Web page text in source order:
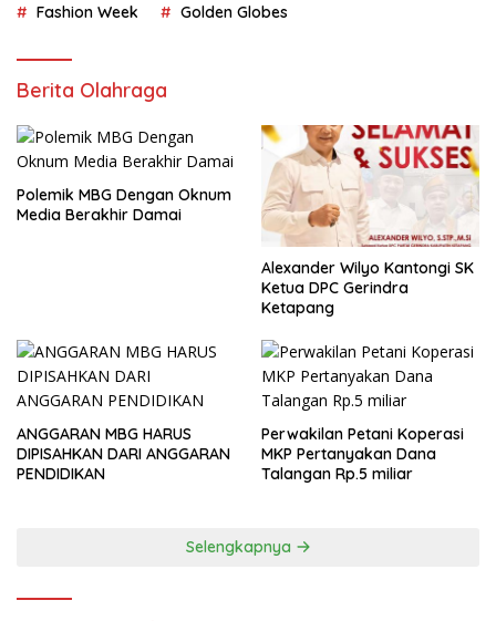
Fashion Week Golden Globes
Berita Olahraga
Polemik MBG Dengan Oknum
Media Berakhir Damai
Alexander Wilyo Kantongi SK
Ketua DPC Gerindra
Ketapang
ANGGARAN MBG HARUS
DIPISAHKAN DARI ANGGARAN
PENDIDIKAN
Perwakilan Petani Koperasi
MKP Pertanyakan Dana
Talangan Rp.5 miliar
Selengkapnya